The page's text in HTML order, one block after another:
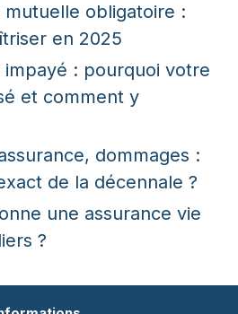
obligatoire :
en 2025
: pourquoi votre
et comment y
dommages :
de la décennale ?
une assurance vie
?